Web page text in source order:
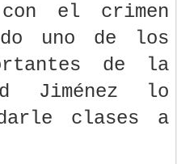
con el crimen
uno de los
de la
Jiménez lo
clases a